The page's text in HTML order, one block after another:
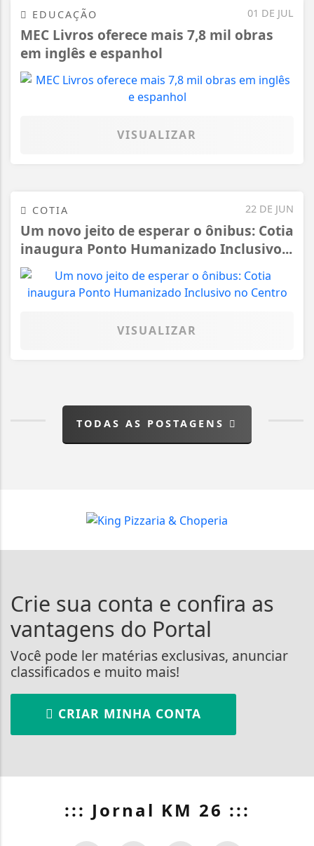
01 DE JUL
EDUCAÇÃO
MEC Livros oferece mais 7,8 mil obras
em inglês e espanhol
VISUALIZAR
22 DE JUN
COTIA
Um novo jeito de esperar o ônibus: Cotia
inaugura Ponto Humanizado Inclusivo...
VISUALIZAR
TODAS AS POSTAGENS
Crie sua conta e confira as
vantagens do Portal
Você pode ler matérias exclusivas, anunciar
classificados e muito mais!
CRIAR MINHA CONTA
::: Jornal KM 26 :::